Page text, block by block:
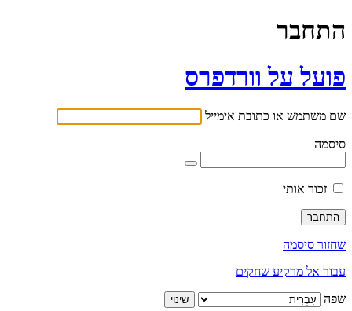
התחבר
פועל על וורדפרס
שם משתמש או כתובת אימייל
סיסמה
זכור אותי
שחזור סיסמה
עבור אל מרקיע שחקים
שפה